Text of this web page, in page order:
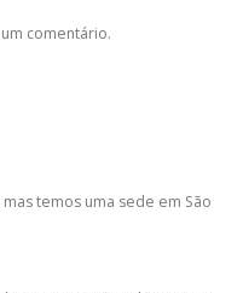
comentário.
temos uma sede em São